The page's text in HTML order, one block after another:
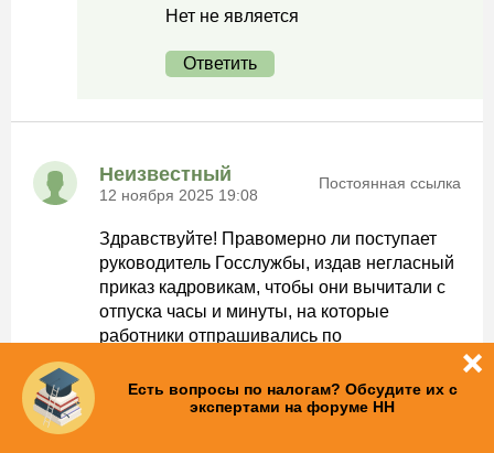
Нет не является
Ответить
Неизвестный
12 ноября 2025 19:08
Постоянная ссылка
Здравствуйте! Правомерно ли поступает
руководитель Госслужбы, издав негласный
приказ кадровикам, чтобы они вычитали с
отпуска часы и минуты, на которые
работники отпрашивались по
поликлиники или на собрание в школу,
опоздание разовое на работу по причине
Есть вопросы по налогам? Обсудите их с
экспертами на форуме НН